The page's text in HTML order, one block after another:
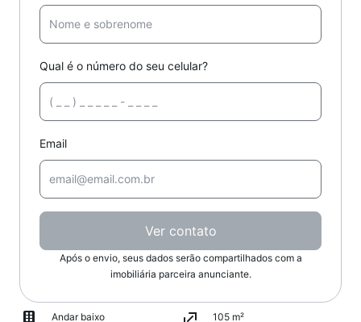
Qual é o número do seu celular?
Email
Ver contato
Após o envio, seus dados serão compartilhados com a
imobiliária parceira anunciante.
Andar baixo
105 m²